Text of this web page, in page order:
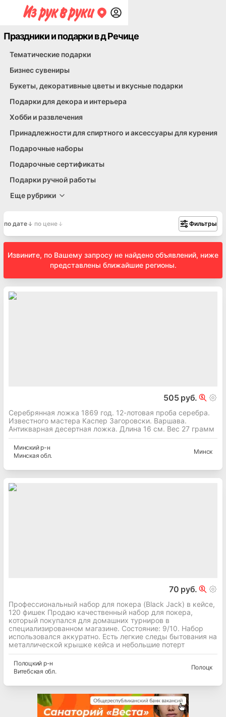
Праздники и подарки в д Речице
Тематические подарки
Бизнес сувениры
Букеты, декоративные цветы и вкусные подарки
Подарки для декора и интерьера
Хобби и развлечения
Принадлежности для спиртного и аксессуары для курения
Подарочные наборы
Подарочные сертификаты
Подарки ручной работы
Праздничные аксессуары
Другое
Еще рубрики
по дате по цене Фильтры
Извините, по Вашему запросу не найдено объявлений, ниже
представлены ближайшие регионы.
505 руб.
Серебрянная ложка 1869 год. 12-лотовая проба серебра.
Известного мастера Каспер Загоровски. Варшава.
Антикварная десертная ложка. Длина 16 см. Вес 27 грамм
Минскийр-н
Минская обл.
Минск
70 руб.
Профессиональный набор для покера (Black Jack) в кейсе,
120 фишек Продаю качественный набор для покера,
который покупался для домашних турниров в
специализированном магазине. Состояние: 9/10. Набор
использовался аккуратно. Есть легкие следы бытования на
металлической крышке кейса и небольшие потерт
Полоцкий р-н
Витебская обл.
Полоцк